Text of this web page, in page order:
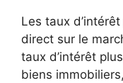
Les taux
direct sur le
taux d’intérêt
biens